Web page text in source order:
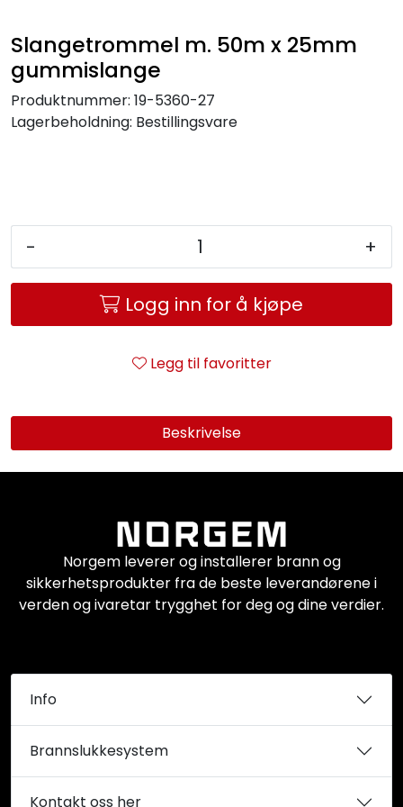
Slangetrommel m. 50m x 25mm
gummislange
Produktnummer: 19-5360-27
Lagerbeholdning: Bestillingsvare
- +
Logg inn for å kjøpe
Legg til favoritter
Beskrivelse
Norgem leverer og installerer brann og
sikkerhetsprodukter fra de beste leverandørene i
verden og ivaretar trygghet for deg og dine verdier.
Info
Brannslukkesystem
Kontakt oss her
Kontakt oss